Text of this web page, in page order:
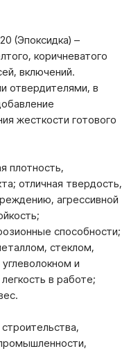
(Эпоксидка) –
коричневатого
включений.
отвердителями, в
жесткости готового
плотность,
отличная твердость,
агрессивной
способности;
стеклом,
и
в работе;